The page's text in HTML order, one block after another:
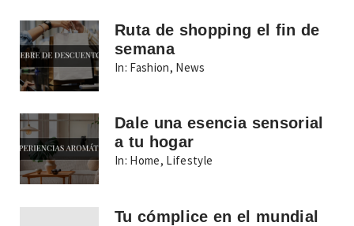
Ruta de shopping el fin de
semana
In: Fashion, News
Dale una esencia sensorial
a tu hogar
In: Home, Lifestyle
Tu cómplice en el mundial